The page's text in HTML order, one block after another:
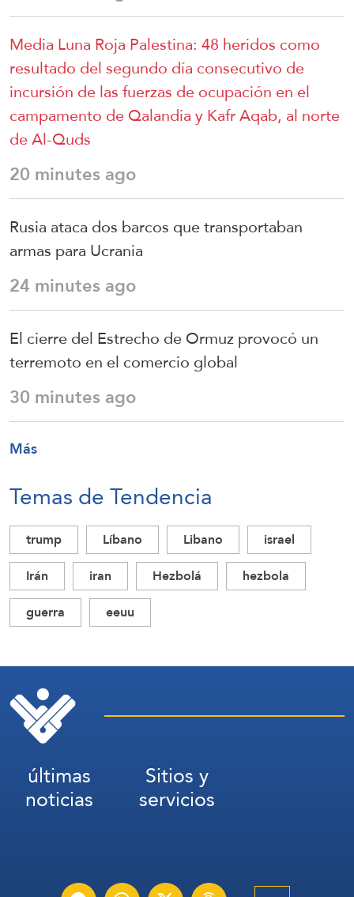
Media Luna Roja Palestina: 48 heridos como
resultado del segundo día consecutivo de
incursión de las fuerzas de ocupación en el
campamento de Qalandia y Kafr Aqab, al norte
de Al-Quds
20 minutes ago
Rusia ataca dos barcos que transportaban
armas para Ucrania
24 minutes ago
El cierre del Estrecho de Ormuz provocó un
terremoto en el comercio global
30 minutes ago
Más
Temas de Tendencia
trump Líbano Libano
israel
Irán
iran Hezbolá
hezbola
guerra
eeuu
últimas
noticias
Sitios y
servicios